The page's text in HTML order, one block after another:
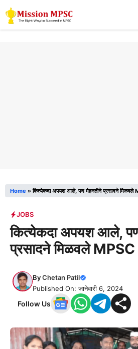
Skip
to
Home »कित्येकदा अपयश आले, पण मेहनतीने प्रसादने मिळवले
JOBS
कित्येकदा अपयश आले,
प्रसादने मिळवले MPSC
ByChetan Patil
Published On: जानेवारी 6, 2024
Follow Us